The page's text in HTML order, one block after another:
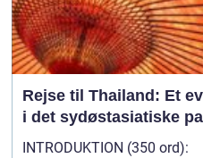
Rejse til Thailand: Et
i det sydøstasiatiske
INTRODUKTION (350 ord):